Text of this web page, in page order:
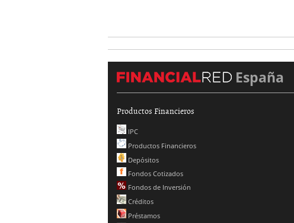
España
Productos Financieros
IPC
Productos Financieros
Depósitos
Fondos Cotizados
Fondos de Inversión
Créditos
Préstamos